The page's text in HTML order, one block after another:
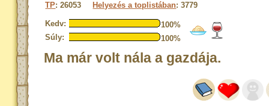
TP: 26053 Helyezés a toplistában: 3779
Kedv:
100%
Súly:
100%
Ma már volt nála a gazdája.